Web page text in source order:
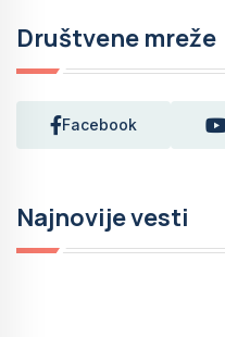
Društvene mreže
Facebook
Najnovije vesti